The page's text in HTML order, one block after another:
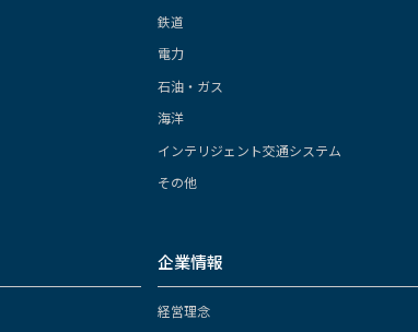
鉄道
電力
石油・ガス
海洋
インテリジェント交通システム
その他
企業情報
経営理念